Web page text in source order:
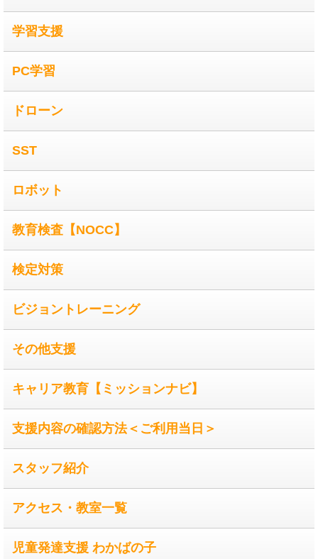
学習支援
PC学習
ドローン
SST
ロボット
教育検査【NOCC】
検定対策
ビジョントレーニング
その他支援
キャリア教育【ミッションナビ】
支援内容の確認方法＜ご利用当日＞
スタッフ紹介
アクセス・教室一覧
児童発達支援 わかばの子